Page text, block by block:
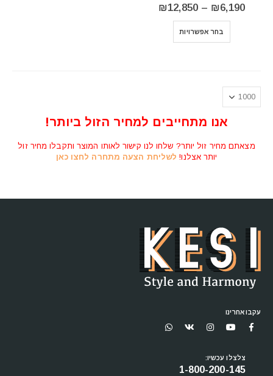
₪6,190
–
₪12,850
טווח
בחר אפשרויות
אנו מתחייבים למחיר הזול ביותר!
מצאתם מחיר זול יותר? שלחו לנו קישור לאותו המוצר ותקבלו מחיר זול
יותר אצלנו! לשליחת הצעה מתחרה לחצו כאן
עקבו אחרינו
צלצלו עכשיו:
1-800-200-145